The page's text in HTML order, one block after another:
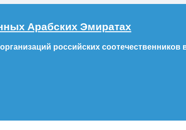
Арабских Эмиратах
российских